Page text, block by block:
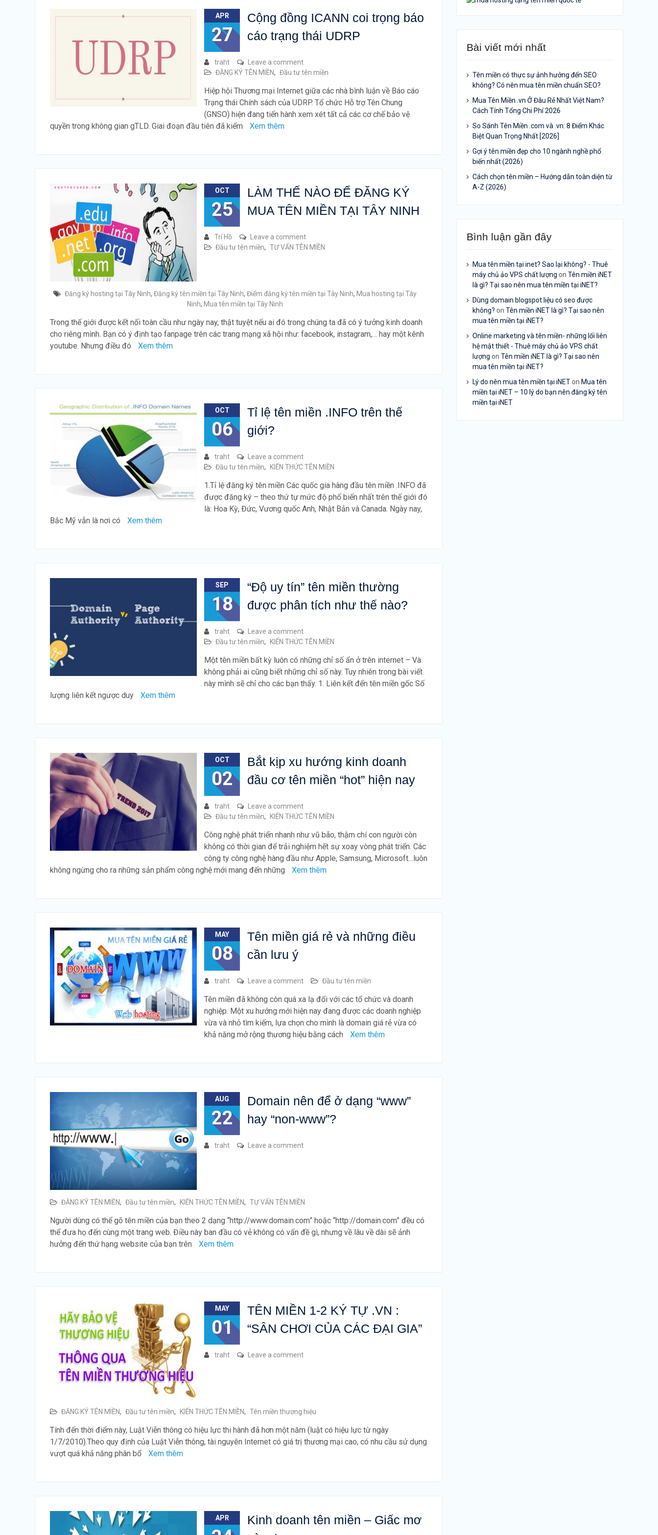
APR
27
Cộng đồng ICANN coi trọng báo
cáo trạng thái UDRP
traht
Leave a comment
ĐĂNG KÝ TÊN MIỀN, Đầu tư tên miền
Hiệp hội Thương mại Internet giữa các nhà bình luận về Báo cáo
Trạng thái Chính sách của UDRP. Tổ chức Hỗ trợ Tên Chung
(GNSO) hiện đang tiến hành xem xét tất cả các cơ chế bảo vệ
quyền trong không gian gTLD. Giai đoạn đầu tiên đã kiểm
Xem thêm
OCT
25
LÀM THẾ NÀO ĐỂ ĐĂNG KÝ
MUA TÊN MIỀN TẠI TÂY NINH
Trí Hồ
Leave a comment
Đầu tư tên miền, TƯ VẤN TÊN MIỀN
Đăng ký hosting tại Tây Ninh, Đăng ký tên miền tại Tây Ninh, Điểm đăng ký tên miền tại Tây Ninh, Mua hosting tại Tây
Ninh, Mua tên miền tại Tây Ninh
Trong thế giới được kết nối toàn cầu như ngày nay, thật tuyệt nếu ai đó trong chúng ta đã có ý tưởng kinh doanh
cho riêng mình. Bạn có ý định tạo fanpage trên các trang mạng xã hội như: facebook, instagram,… hay một kênh
youtube. Nhưng điều đó
Xem thêm
OCT
06
Tỉ lệ tên miền .INFO trên thế
giới?
traht
Leave a comment
Đầu tư tên miền, KIẾN THỨC TÊN MIỀN
1.Tỉ lệ đăng ký tên miền Các quốc gia hàng đầu tên miền .INFO đã
được đăng ký – theo thứ tự mức độ phổ biến nhất trên thế giới đó
là: Hoa Kỳ, Đức, Vương quốc Anh, Nhật Bản và Canada. Ngày nay,
Bắc Mỹ vẫn là nơi có
Xem thêm
SEP
18
“Độ uy tín” tên miền thường
được phân tích như thế nào?
traht
Leave a comment
Đầu tư tên miền, KIẾN THỨC TÊN MIỀN
Một tên miền bất kỳ luôn có những chỉ số ẩn ở trên internet – Và
không phải ai cũng biết những chỉ số này. Tuy nhiên trong bài viết
này mình sẽ chỉ cho các bạn thấy. 1. Liên kết đến tên miền gốc Số
lượng liên kết ngược duy
Xem thêm
OCT
02
Bắt kịp xu hướng kinh doanh
đầu cơ tên miền “hot” hiện nay
traht
Leave a comment
Đầu tư tên miền, KIẾN THỨC TÊN MIỀN
Công nghệ phát triển nhanh như vũ bão, thậm chí con người còn
không có thời gian để trải nghiệm hết sự xoay vòng phát triển. Các
công ty công nghệ hàng đầu như Apple, Samsung, Microsoft…luôn
không ngừng cho ra những sản phẩm công nghệ mới mang đến những
Xem thêm
MAY
08
Tên miền giá rẻ và những điều
cần lưu ý
traht Leave a comment Đầu tư tên miền
Tên miền đã không còn quá xa lạ đối với các tổ chức và doanh
nghiệp. Một xu hướng mới hiện nay đang được các doanh nghiệp
vừa và nhỏ tìm kiếm, lựa chọn cho mình là domain giá rẻ vừa có
khả năng mở rộng thương hiệu bằng cách
Xem thêm
AUG
22
Domain nên để ở dạng “www”
hay “non-www”?
traht Leave a comment
ĐĂNG KÝ TÊN MIỀN, Đầu tư tên miền, KIẾN THỨC TÊN MIỀN, TƯ VẤN TÊN MIỀN
Người dùng có thể gõ tên miền của bạn theo 2 dạng “http://www.domain.com” hoặc “http://domain.com” đều có
thể đưa họ đến cùng một trang web. Điều này ban đầu có vẻ không có vấn đề gì, nhưng về lâu về dài sẽ ảnh
hưởng đến thứ hạng website của bạn trên
Xem thêm
MAY
01
TÊN MIỀN 1-2 KÝ TỰ .VN :
“SÂN CHƠI CỦA CÁC ĐẠI GIA”
traht Leave a comment
ĐĂNG KÝ TÊN MIỀN, Đầu tư tên miền, KIẾN THỨC TÊN MIỀN, Tên miền thương hiệu
Tính đến thời điểm này, Luật Viễn thông có hiệu lực thi hành đã hơn một năm (luật có hiệu lực từ ngày
1/7/2010).Theo quy định của Luật Viễn thông, tài nguyên Internet có giá trị thương mại cao, có nhu cầu sử dụng
vượt quá khả năng phân bổ
Xem thêm
APR
Kinh doanh tên miền – Giấc mơ
Bài viết mới nhất
Tên miền có thực sự ảnh hưởng đến SEO
không? Có nên mua tên miền chuẩn SEO?
Mua Tên Miền .vn Ở Đâu Rẻ Nhất Việt Nam?
Cách Tính Tổng Chi Phí 2026
So Sánh Tên Miền .com và .vn: 8 Điểm Khác
Biệt Quan Trọng Nhất [2026]
Gợi ý tên miền đẹp cho 10 ngành nghề phổ
biến nhất (2026)
Cách chọn tên miền – Hướng dẫn toàn diện từ
A-Z (2026)
Bình luận gần đây
Mua tên miền tại inet? Sao lại không? - Thuê
máy chủ ảo VPS chất lượng on Tên miền iNET
là gì? Tại sao nên mua tên miền tại iNET?
Dùng domain blogspot liệu có seo được
không? on Tên miền iNET là gì? Tại sao nên
mua tên miền tại iNET?
Online marketing và tên miền- những lối liên
hệ mật thiết - Thuê máy chủ ảo VPS chất
lượng on Tên miền iNET là gì? Tại sao nên
mua tên miền tại iNET?
Lý do nên mua tên miền tại iNETon Mua tên
miền tại iNET – 10 lý do bạn nên đăng ký tên
miền tại iNET